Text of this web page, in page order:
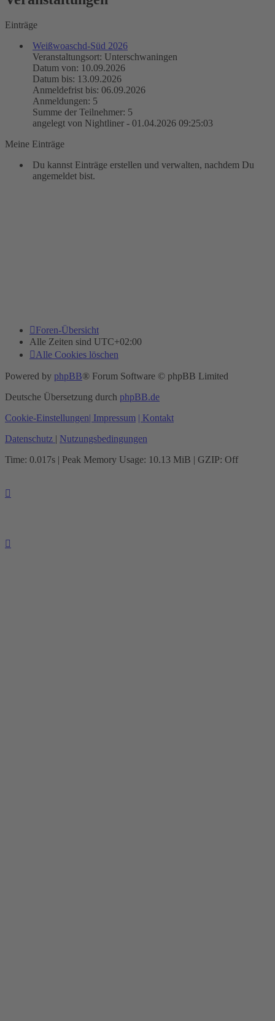
Einträge
Weißwoaschd-Süd 2026
Veranstaltungsort: Unterschwaningen
Datum von: 10.09.2026
Datum bis: 13.09.2026
Anmeldefrist bis: 06.09.2026
Anmeldungen: 5
Summe der Teilnehmer: 5
angelegt von Nightliner - 01.04.2026 09:25:03
Meine Einträge
Du kannst Einträge erstellen und verwalten, nachdem Du
angemeldet bist.
Foren-Übersicht
Alle Zeiten sind UTC+02:00
Alle Cookies löschen
Powered by phpBB® Forum Software © phpBB Limited
Deutsche Übersetzung durch phpBB.de
Cookie-Einstellungen| Impressum | Kontakt
Datenschutz | Nutzungsbedingungen
Time: 0.017s | Peak Memory Usage: 10.13 MiB | GZIP: Off